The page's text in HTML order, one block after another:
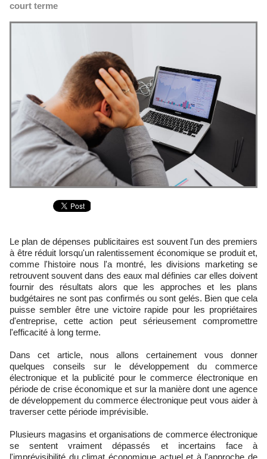
court terme
Le plan de dépenses publicitaires est souvent l'un des premiers
à être réduit lorsqu'un ralentissement économique se produit et,
comme l'histoire nous l'a montré, les divisions marketing se
retrouvent souvent dans des eaux mal définies car elles doivent
fournir des résultats alors que les approches et les plans
budgétaires ne sont pas confirmés ou sont gelés. Bien que cela
puisse sembler être une victoire rapide pour les propriétaires
d'entreprise, cette action peut sérieusement compromettre
l'efficacité à long terme.
Dans cet article, nous allons certainement vous donner
quelques conseils sur le développement du commerce
électronique et la publicité pour le commerce électronique en
période de crise économique et sur la manière dont une agence
de développement du commerce électronique peut vous aider à
traverser cette période imprévisible.
Plusieurs magasins et organisations de commerce électronique
se sentent vraiment dépassés et incertains face à